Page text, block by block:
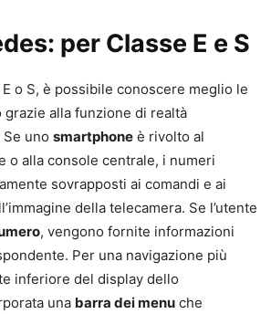
per Classe E e S
o S, è possibile conoscere meglio le
alla funzione di realtà
Se uno smartphone è rivolto al
o alla console centrale, i numeri
sovrapposti ai comandi e ai
della telecamera. Se l’utente
, vengono fornite informazioni
Per una navigazione più
inferiore del display dello
una barra dei menu che